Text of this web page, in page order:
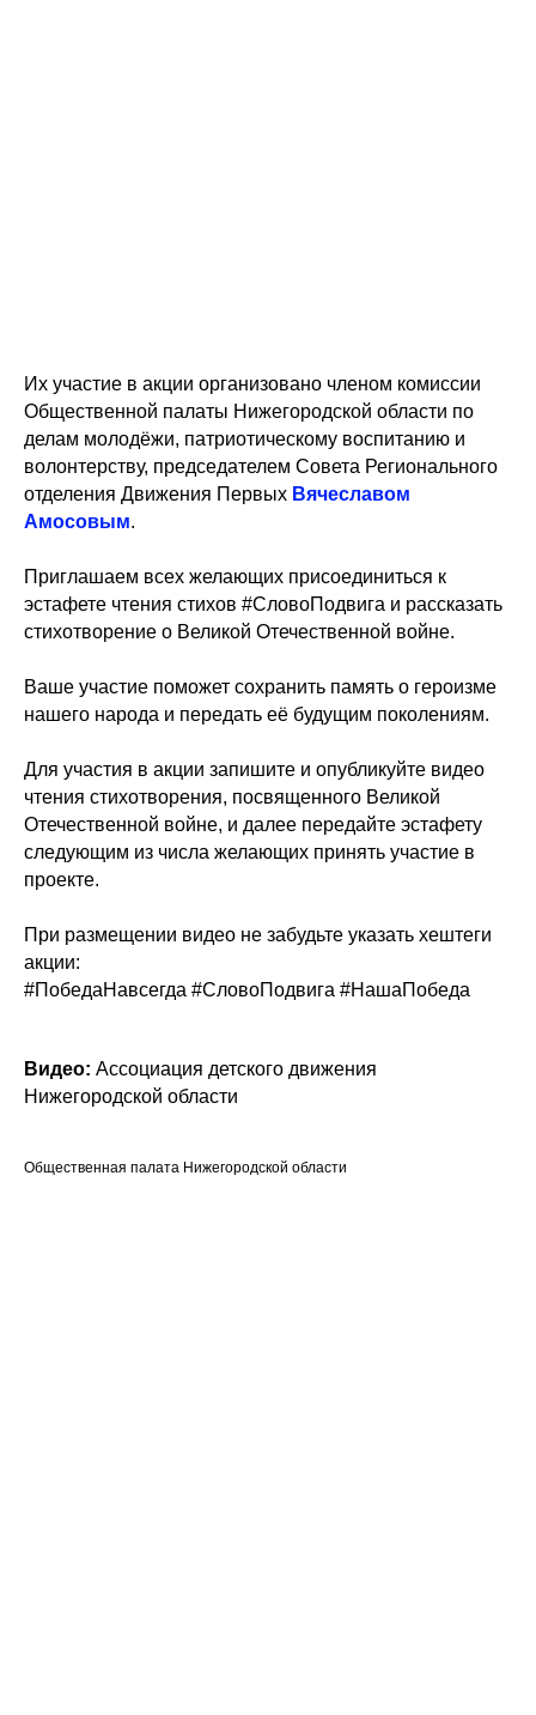
Их участие в акции организовано членом комиссии
Общественной палаты Нижегородской области по
делам молодёжи, патриотическому воспитанию и
волонтерству, председателем Совета Регионального
отделения Движения Первых Вячеславом
Амосовым.
Приглашаем всех желающих присоединиться к
эстафете чтения стихов #СловоПодвига и рассказать
стихотворение о Великой Отечественной войне.
Ваше участие поможет сохранить память о героизме
нашего народа и передать её будущим поколениям.
Для участия в акции запишите и опубликуйте видео
чтения стихотворения, посвященного Великой
Отечественной войне, и далее передайте эстафету
следующим из числа желающих принять участие в
проекте.
При размещении видео не забудьте указать хештеги
акции:
#ПобедаНавсегда #СловоПодвига #НашаПобеда
Видео: Ассоциация детского движения
Нижегородской области
Общественная палата Нижегородской области